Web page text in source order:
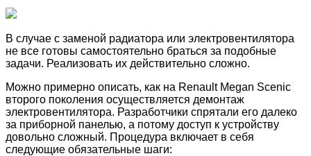
В случае с заменой радиатора или электровентилятора
не все готовы самостоятельно браться за подобные
задачи. Реализовать их действительно сложно.
Можно примерно описать, как на Renault Megan Scenic
второго поколения осуществляется демонтаж
электровентилятора. Разработчики спрятали его далеко
за приборной панелью, а потому доступ к устройству
довольно сложный. Процедура включает в себя
следующие обязательные шаги: